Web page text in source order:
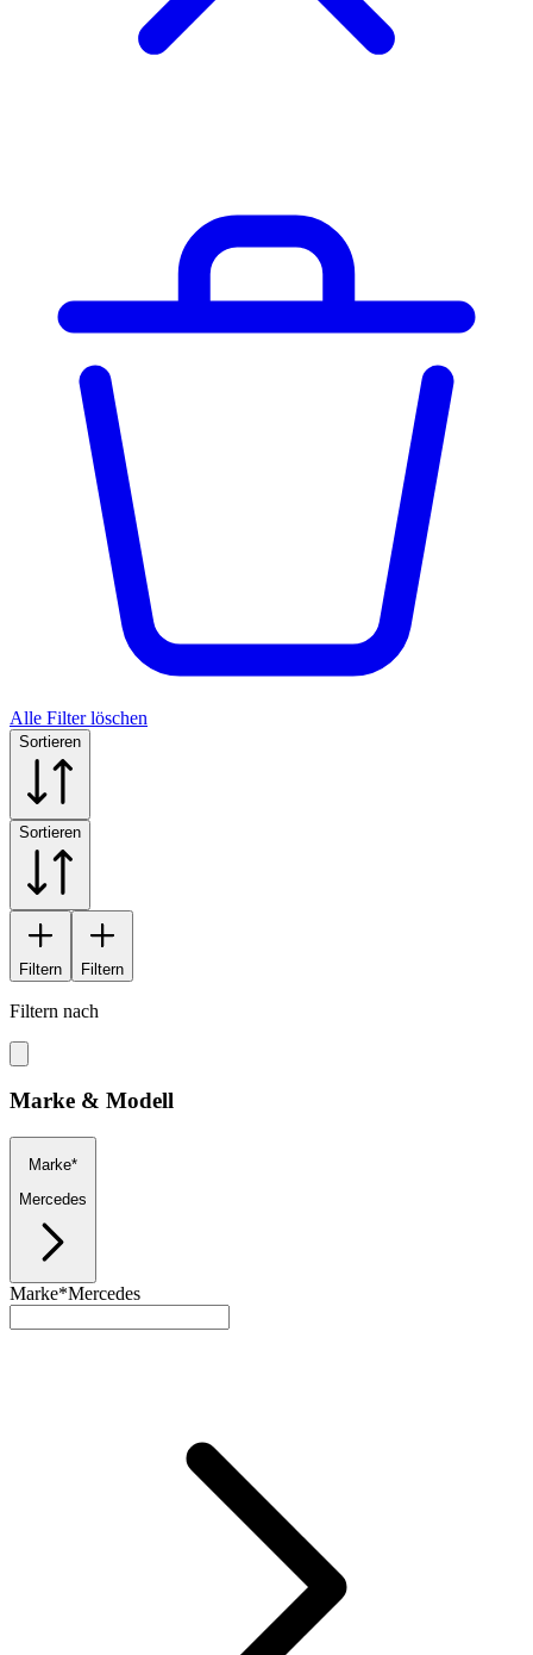
Alle Filter löschen
Sortieren
Sortieren
Filtern Filtern
Filtern nach
Marke & Modell
Marke*
Mercedes
Marke*Mercedes